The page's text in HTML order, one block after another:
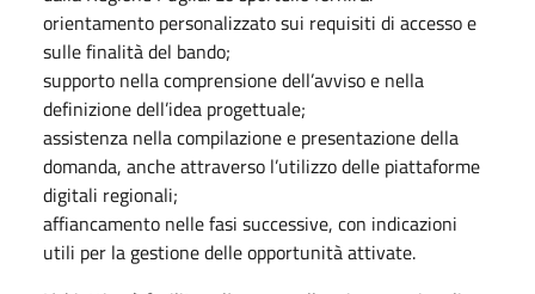
orientamento personalizzato sui requisiti di accesso e
sulle finalità del bando;
supporto nella comprensione dell’avviso e nella
definizione dell’idea progettuale;
assistenza nella compilazione e presentazione della
domanda, anche attraverso l’utilizzo delle piattaforme
digitali regionali;
affiancamento nelle fasi successive, con indicazioni
utili per la gestione delle opportunità attivate.